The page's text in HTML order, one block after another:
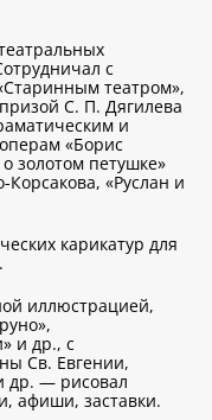
с
театром»,
С. П. Дягилева
и
«Борис
золотом петушке»
Корсакова, «Руслан и
карикатур для
иллюстрацией,
и др., с
Св. Евгении,
др. — рисовал
афиши, заставки.